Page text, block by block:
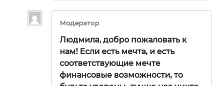
Модератор
Людмила, добро пожаловать к
нам! Если есть мечта, и есть
соответствующие мечте
финансовые возможности, то